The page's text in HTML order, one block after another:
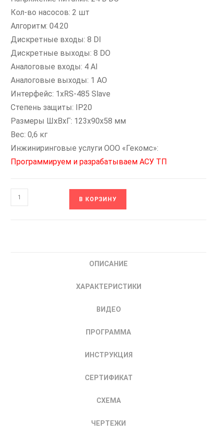
Кол-во насосов: 2 шт
Алгоритм: 04.20
Дискретные входы: 8 DI
Дискретные выходы: 8 DO
Аналоговые входы: 4 AI
Аналоговые выходы: 1 AO
Интерфейс: 1xRS-485 Slave
Степень защиты: IP20
Размеры ШxВxГ: 123x90x58 мм
Вес: 0,6 кг
Инжиниринговые услуги ООО «Гекомс»:
Программируем и разрабатываем АСУ ТП
Количество
товара
В КОРЗИНУ
ОПИСАНИЕ
ХАРАКТЕРИСТИКИ
ВИДЕО
ПРОГРАММА
ИНСТРУКЦИЯ
СЕРТИФИКАТ
СХЕМА
ЧЕРТЕЖИ